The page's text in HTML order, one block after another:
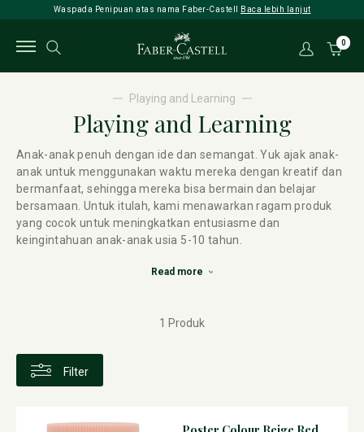
Waspada Penipuan atas nama Faber-Castell Baca lebih lanjut
0
Playing and Learning
Playing and Learning
Anak-anak penuh dengan ide dan semangat. Yuk ajak anak-
anak untuk menggunakan waktu mereka dengan kreatif dan
bermanfaat, sehingga mereka bisa bermain dan belajar
bersamaan. Untuk itulah, kami menawarkan ragam produk
yang cocok untuk meningkatkan entusiasme dan
keingintahuan anak-anak usia 5-10 tahun.
Read more
Filter
1 Produk